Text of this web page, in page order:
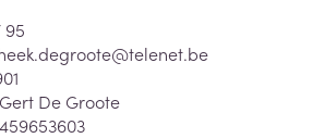
95
telenet.be
Gert De Groote